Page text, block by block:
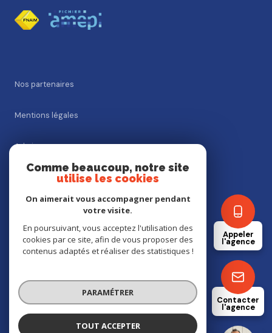
Appeler
l'agence
Contacter
l'agence
Nos partenaires
Mentions légales
Admin
Nos honoraires
Cookies
© 2026 | Tous droits réservés
Réalisé par
Comme beaucoup, notre site
utilise les cookies
On aimerait vous accompagner pendant
votre visite.
En poursuivant, vous acceptez l'utilisation des
cookies par ce site, afin de vous proposer des
contenus adaptés et réaliser des statistiques !
PARAMÉTRER
TOUT ACCEPTER